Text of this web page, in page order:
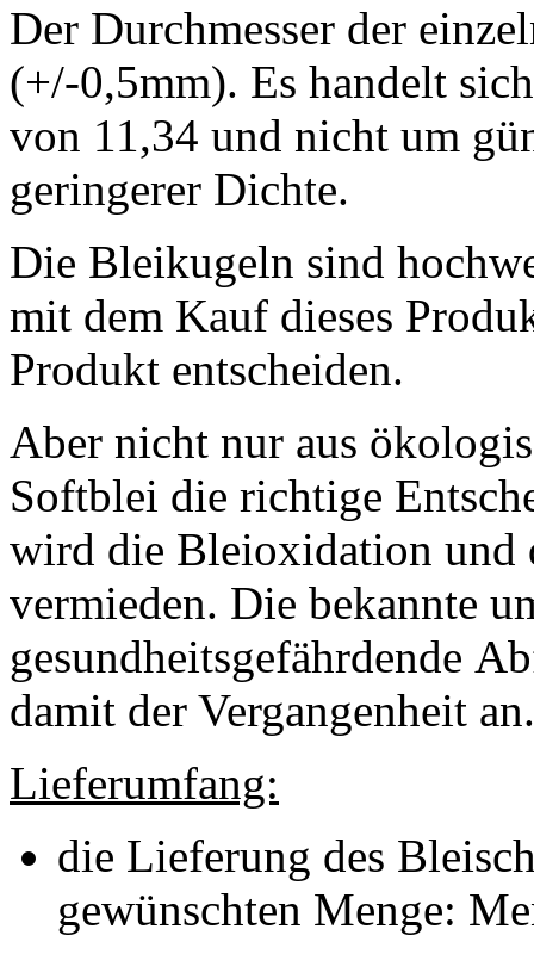
Der Durchmesser der
(+/-0,5mm). Es handelt
von 11,34 und nicht um
geringerer Dichte.
Die Bleikugeln sind
mit dem Kauf dieses
Produkt entscheiden.
Aber nicht nur aus
Softblei die richtige
wird die Bleioxidation und
vermieden. Die bekannte
gesundheitsgefährdende
damit der Vergangenheit
Lieferumfang:
die Lieferung des
gewünschten Menge: